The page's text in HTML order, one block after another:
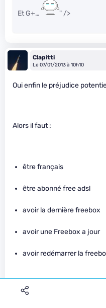
Et G+… " />
Clapitti
Le 07/01/2013 à 10h10
Oui enfin le préjudice
Alors il faut :
être français
être abonné free adsl
avoir la dernière freebox
avoir une Freebox a jour
avoir redémarrer la
Et en plus de tout ça, il